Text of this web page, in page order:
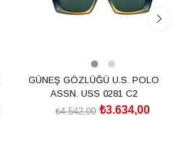
GÜNEŞ GÖZLÜĞÜ U.S. POLO
ASSN. USS 0281 C2
₺3.634,00
₺4.542,00